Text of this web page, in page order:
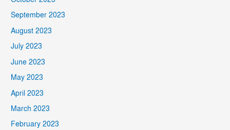
September 2023
August 2023
July 2023
June 2023
May 2023
April 2023
March 2023
February 2023